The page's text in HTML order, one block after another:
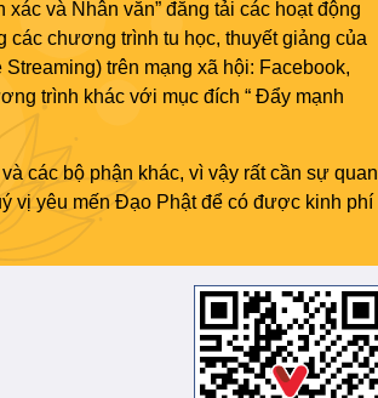
và Nhân văn” đăng tải các hoạt động
chương trình tu học, thuyết giảng của
trên mạng xã hội: Facebook,
trình khác với mục đích “ Đẩy mạnh
các bộ phận khác, vì vậy rất cần sự quan
vị yêu mến Đạo Phật để có được kinh phí